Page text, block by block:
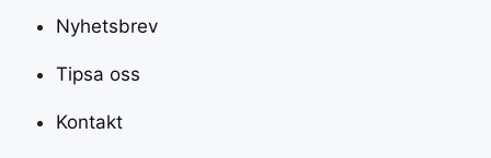
Nyhetsbrev
Tipsa oss
Kontakt